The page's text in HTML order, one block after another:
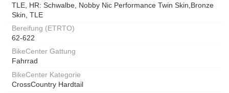
TLE, HR: Schwalbe, Nobby Nic Performance Twin Skin,Bronze
Skin, TLE
Bereifung (ETRTO)
62-622
BikeCenter Gattung
Fahrrad
BikeCenter Kategorie
CrossCountry Hardtail